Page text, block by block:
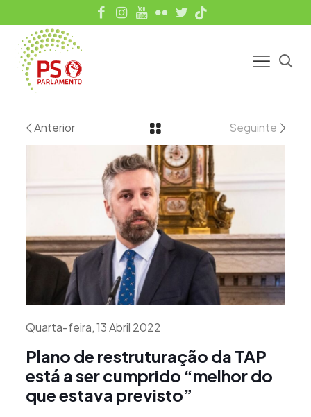
Anterior Seguinte
Quarta-feira, 13 Abril 2022
Plano de restruturação da TAP
está a ser cumprido “melhor do
que estava previsto”